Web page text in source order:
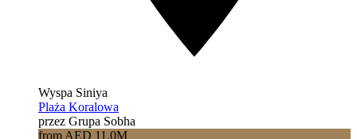
Wyspa Siniya
Plaża Koralowa
przez Grupa Sobha
from AED 11.0M